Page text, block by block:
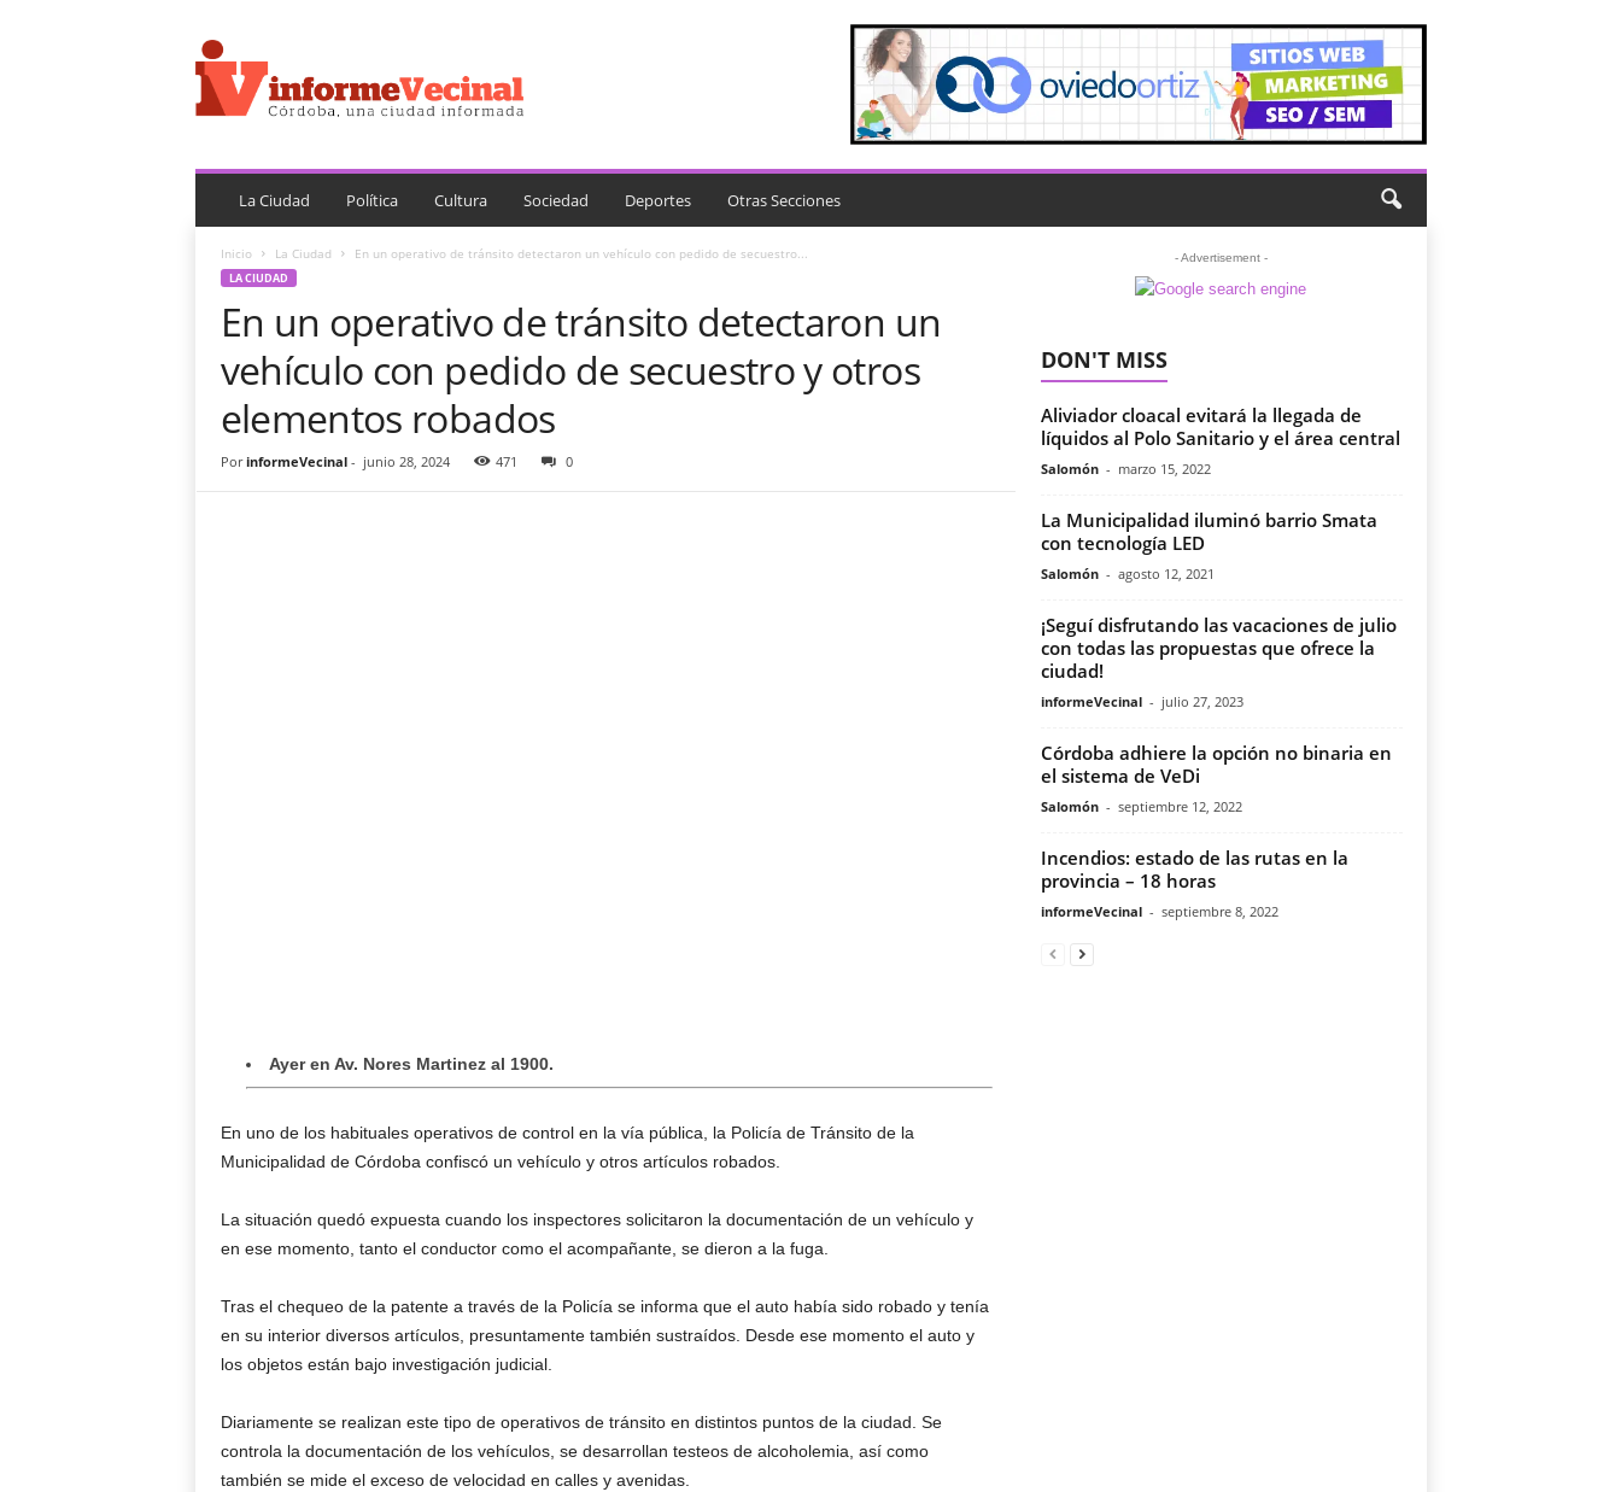
n
f
o
e
e
La Ciudad Política Cultura Sociedad Deportes Otras Secciones
Inicio La Ciudad En un operativo de tránsito detectaron un vehículo con pedido de secuestro...
LA CIUDAD
En un operativo de tránsito detectaron un
vehículo con pedido de secuestro y otros
elementos robados
Por informeVecinal- junio 28, 2024 471 0
Ayer en Av. Nores Martinez al 1900.
En uno de los habituales operativos de control en la vía pública, la Policía de Tránsito de la
Municipalidad de Córdoba confiscó un vehículo y otros artículos robados.
La situación quedó expuesta cuando los inspectores solicitaron la documentación de un vehículo y
en ese momento, tanto el conductor como el acompañante, se dieron a la fuga.
Tras el chequeo de la patente a través de la Policía se informa que el auto había sido robado y tenía
en su interior diversos artículos, presuntamente también sustraídos. Desde ese momento el auto y
los objetos están bajo investigación judicial.
Diariamente se realizan este tipo de operativos de tránsito en distintos puntos de la ciudad. Se
controla la documentación de los vehículos, se desarrollan testeos de alcoholemia, así como
también se mide el exceso de velocidad en calles y avenidas.
- Advertisement -
DON'T MISS
Aliviador cloacal evitará la llegada de
líquidos al Polo Sanitario y el área central
Salomón - marzo 15, 2022
La Municipalidad iluminó barrio Smata
con tecnología LED
Salomón - agosto 12, 2021
¡Seguí disfrutando las vacaciones de julio
con todas las propuestas que ofrece la
ciudad!
informeVecinal - julio 27, 2023
Córdoba adhiere la opción no binaria en
el sistema de VeDi
Salomón - septiembre 12, 2022
Incendios: estado de las rutas en la
provincia – 18 horas
informeVecinal - septiembre 8, 2022